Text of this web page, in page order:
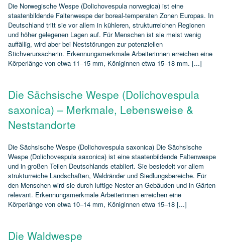
Die Norwegische Wespe (Dolichovespula norwegica) ist eine
staatenbildende Faltenwespe der boreal‑temperaten Zonen Europas. In
Deutschland tritt sie vor allem in kühleren, strukturreichen Regionen
und höher gelegenen Lagen auf. Für Menschen ist sie meist wenig
auffällig, wird aber bei Neststörungen zur potenziellen
Stichverursacherin. Erkennungsmerkmale Arbeiterinnen erreichen eine
Körperlänge von etwa 11–15 mm, Königinnen etwa 15–18 mm. [...]
Die Sächsische Wespe (Dolichovespula
saxonica) – Merkmale, Lebensweise &
Neststandorte
Die Sächsische Wespe (Dolichovespula saxonica) Die Sächsische
Wespe (Dolichovespula saxonica) ist eine staatenbildende Faltenwespe
und in großen Teilen Deutschlands etabliert. Sie besiedelt vor allem
strukturreiche Landschaften, Waldränder und Siedlungsbereiche. Für
den Menschen wird sie durch luftige Nester an Gebäuden und in Gärten
relevant. Erkennungsmerkmale Arbeiterinnen erreichen eine
Körperlänge von etwa 10–14 mm, Königinnen etwa 15–18 [...]
Die Waldwespe